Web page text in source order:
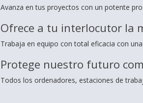
Avanza en tus proyectos con un potente
Ofrece a tu interlocutor la
Trabaja en equipo con total eficacia con
Protege nuestro futuro
Todos los ordenadores, estaciones de